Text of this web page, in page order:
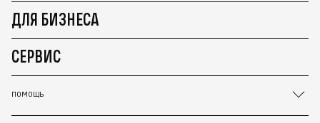
ДЛЯ БИЗНЕСА
СЕРВИС
ПОМОЩЬ